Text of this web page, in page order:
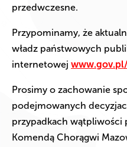
przedwczesne.
Przypominamy, że
władz państwowych
internetowej
Prosimy o zachowanie
podejmowanych
przypadkach wątpliwości
Komendą Chorągwi